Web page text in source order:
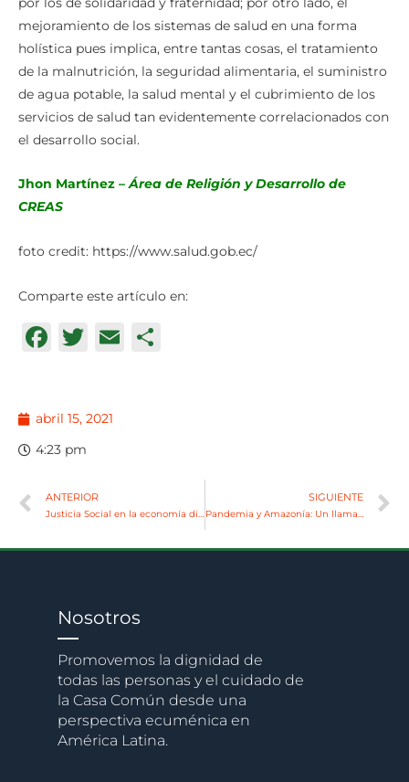
abril 15, 2021
4:23 pm
ANTERIOR
Justicia Social en la economía digital: desafío de inclusión al que estamos llamadas como OBF
SIGUIENTE
Pandemia y Amazonía: Un llamado a la acción, por amor a la Creación
mejoramiento de los sistemas de salud en una forma
holística pues implica, entre tantas cosas, el tratamiento
de la malnutrición, la seguridad alimentaria, el suministro
de agua potable, la salud mental y el cubrimiento de los
servicios de salud tan evidentemente correlacionados con
el desarrollo social.
Jhon Martínez –Área de Religión y Desarrollo de
CREAS
foto credit: https://www.salud.gob.ec/
Comparte este artículo en:
Facebook
Twitter
Email
Nosotros
Promovemos la dignidad de
todas las personas y el cuidado de
la Casa Común desde una
perspectiva ecuménica en
América Latina.